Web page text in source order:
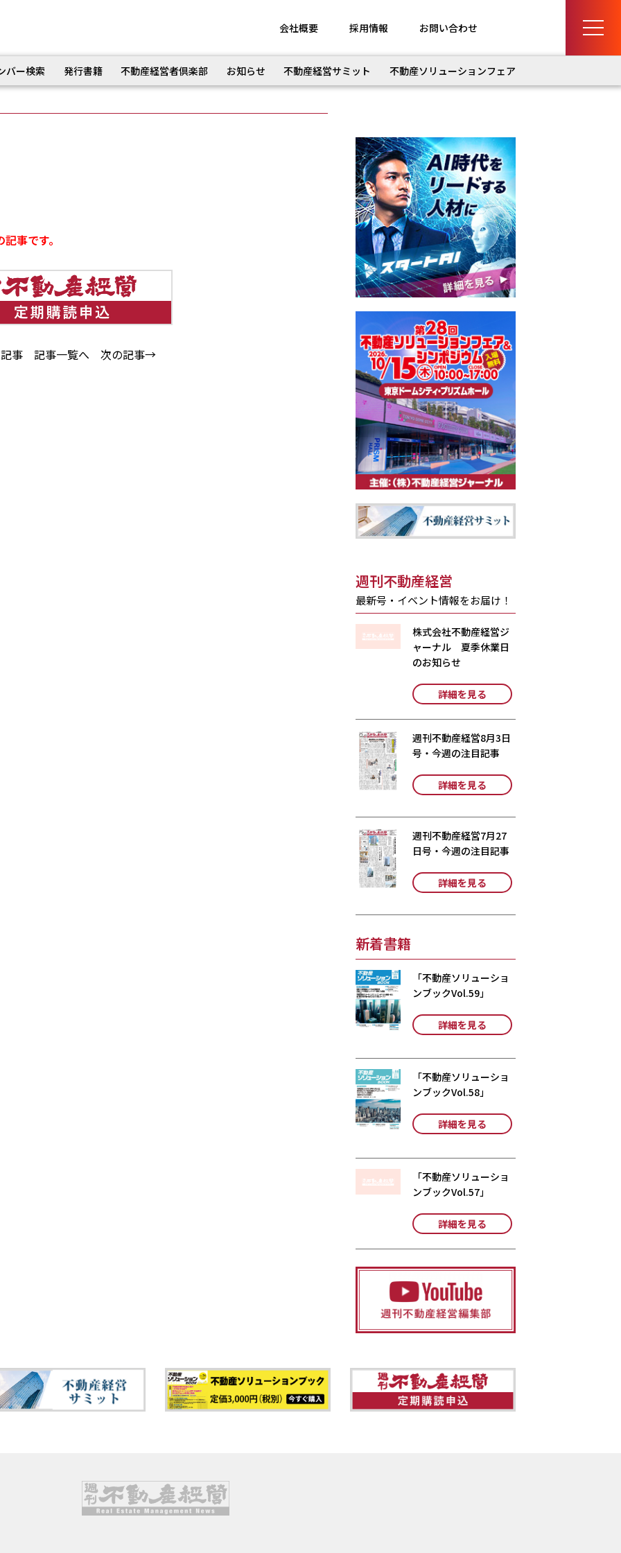
会社概要 採用情報 お問い合わせ
バー検索 発行書籍 不動産経営者倶楽部 お知らせ 不動産経営サミット 不動産ソリューションフェア
事です。
事 記事一覧へ 次の記事→
週刊不動産経営
最新号・イベント情報をお届け！
株式会社不動産経営ジ
ャーナル 夏季休業日
のお知らせ
詳細を見る
週刊不動産経営8月3日
号・今週の注目記事
詳細を見る
週刊不動産経営7月27
日号・今週の注目記事
詳細を見る
新着書籍
「不動産ソリューショ
ンブックVol.59」
詳細を見る
「不動産ソリューショ
ンブックVol.58」
詳細を見る
「不動産ソリューショ
ンブックVol.57」
詳細を見る